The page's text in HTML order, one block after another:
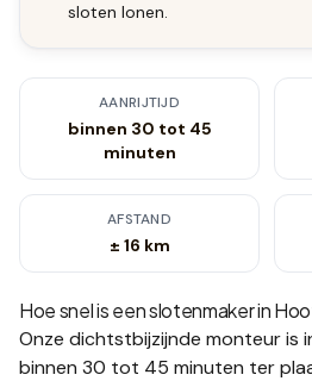
sloten lonen.
AANRIJTIJD
binnen 30 tot 45
minuten
AFSTAND
± 16 km
Hoe snel is een slotenmaker in
Onze dichtstbijzijnde monteur is
binnen 30 tot 45 minuten ter